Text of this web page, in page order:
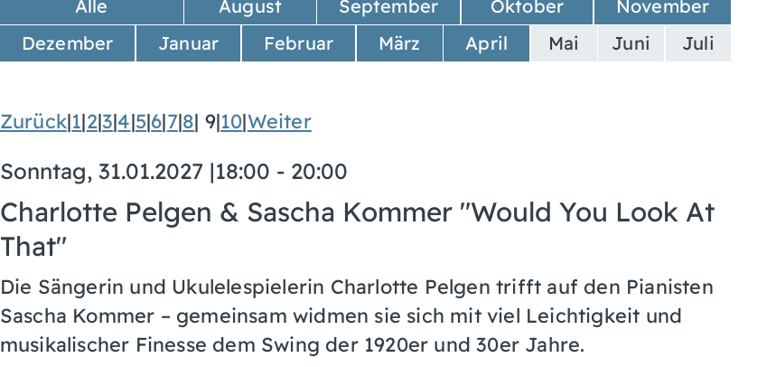
Alle August September Oktober
November
Dezember
Januar Februar März April Mai Juni Juli
Zurück|1|2|3|4|5|6|7|8| 9|10|Weiter
Sonntag, 31.01.2027 |18:00 - 20:00
Charlotte Pelgen & Sascha Kommer "Would You Look At
That"
Die Sängerin und Ukulelespielerin Charlotte Pelgen trifft auf den Pianisten
Sascha Kommer – gemeinsam widmen sie sich mit viel Leichtigkeit und
musikalischer Finesse dem Swing der 1920er und 30er Jahre.